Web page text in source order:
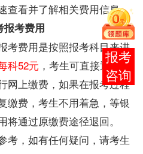
查看并了解相关费用信息。
报考费用
考费用是按照报考科目来进
科52元 ，考生可直接通过广
网上缴费，如果在报考过程
缴费，考生不用着急，等银
通过原缴费途径退回。
考，如有任何疑问，请考生
在线
客服